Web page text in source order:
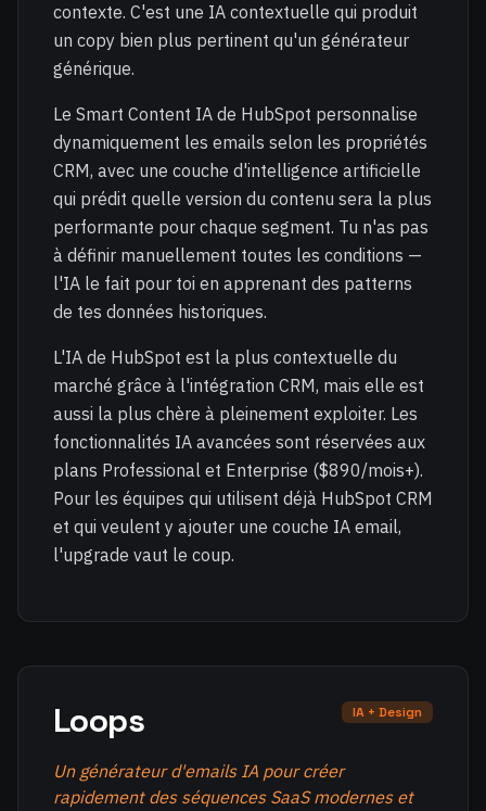
contexte. C'est une IA contextuelle qui produit
un copy bien plus pertinent qu'un générateur
générique.
Le Smart Content IA de HubSpot personnalise
dynamiquement les emails selon les propriétés
CRM, avec une couche d'intelligence artificielle
qui prédit quelle version du contenu sera la plus
performante pour chaque segment. Tu n'as pas
à définir manuellement toutes les conditions —
l'IA le fait pour toi en apprenant des patterns
de tes données historiques.
L'IA de HubSpot est la plus contextuelle du
marché grâce à l'intégration CRM, mais elle est
aussi la plus chère à pleinement exploiter. Les
fonctionnalités IA avancées sont réservées aux
plans Professional et Enterprise ($890/mois+).
Pour les équipes qui utilisent déjà HubSpot CRM
et qui veulent y ajouter une couche IA email,
l'upgrade vaut le coup.
Loops IA + Design
Un générateur d'emails IA pour créer
rapidement des séquences SaaS modernes et